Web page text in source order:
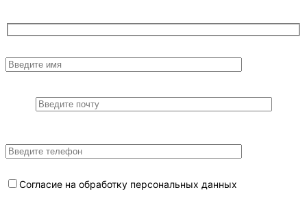
Согласие на обработку персональных данных